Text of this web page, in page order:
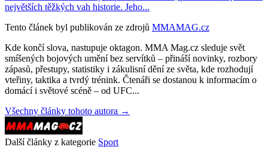
největších těžkých vah historie. Jeho...
Tento článek byl publikován ze zdrojů MMAMAG.cz
Kde končí slova, nastupuje oktagon. MMA Mag.cz sleduje svět
smíšených bojových umění bez servítků – přináší novinky, rozbory
zápasů, přestupy, statistiky i zákulisní dění ze světa, kde rozhodují
vteřiny, taktika a tvrdý trénink. Čtenáři se dostanou k informacím o
domácí i světové scéně – od UFC...
Všechny články tohoto autora →
Další články z kategorie Sport